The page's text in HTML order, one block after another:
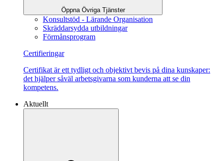
Öppna Övriga Tjänster
Konsultstöd - Lärande Organisation
Skräddarsydda utbildningar
Förmånsprogram
Certifieringar
Certifikat är ett tydligt och objektivt bevis på dina kunskaper:
det hjälper såväl arbetsgivarna som kunderna att se din
kompetens.
Aktuellt